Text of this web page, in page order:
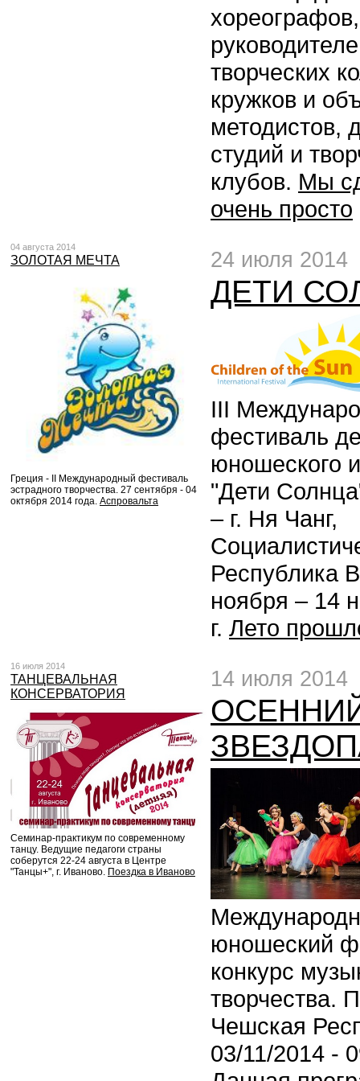
хореографов,
творческих
кружков и
методистов,
студий и
клубов. Мы
очень просто
04 августа 2014
ЗОЛОТАЯ МЕЧТА
Греция - II Международный фестиваль
эстрадного творчества. 27 сентября - 04
октября 2014 года. Аспровальта
24 июля 2014
ДЕТИ
III
фестиваль
юношеского
"Дети
– г. Ня Чанг,
Республика
ноября – 14
г. Лето
16 июля 2014
ТАНЦЕВАЛЬНАЯ
КОНСЕРВАТОРИЯ
Семинар-практикум по современному
танцу. Ведущие педагоги страны
соберутся 22-24 августа в Центре
"Танцы+", г. Иваново. Поездка в Иваново
14 июля 2014
юношеский
конкурс
творчества.
Чешская
03/11/2014 -